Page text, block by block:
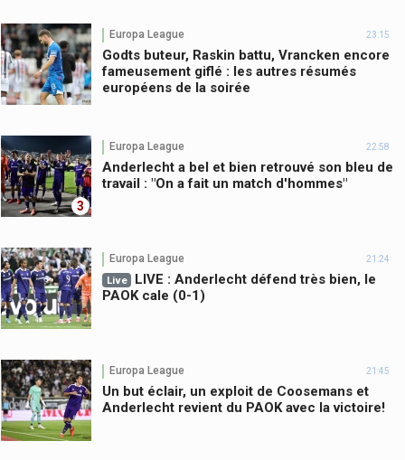
Europa League 23:15
Godts buteur, Raskin battu, Vrancken encore
fameusement giflé : les autres résumés
européens de la soirée
3
Europa League 22:58
Anderlecht a bel et bien retrouvé son bleu de
travail : "On a fait un match d'hommes"
Europa League 21:24
Live
LIVE : Anderlecht défend très bien, le
PAOK cale (0-1)
Europa League 21:45
Un but éclair, un exploit de Coosemans et
Anderlecht revient du PAOK avec la victoire!